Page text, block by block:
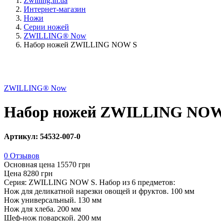
Интернет-магазин
Ножи
Серии ножей
ZWILLING® Now
Набор ножей ZWILLING NOW S
ZWILLING® Now
Набор ножей ZWILLING
Артикул: 54532-007-0
0 Отзывов
Основная цена 15570 грн
Цена 8280 грн
Серия: ZWILLING NOW S. Набор из 6 предметов:
Нож для деликатной нарезки овощей и фруктов. 100 мм
Нож универсальный. 130 мм
Нож для хлеба. 200 мм
Шеф-нож поварской. 200 мм